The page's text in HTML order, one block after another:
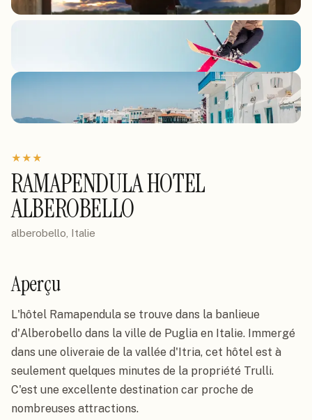
★★★
RAMAPENDULA HOTEL
ALBEROBELLO
alberobello, Italie
Aperçu
L'hôtel Ramapendula se trouve dans la banlieue
d'Alberobello dans la ville de Puglia en Italie. Immergé
dans une oliveraie de la vallée d'Itria, cet hôtel est à
seulement quelques minutes de la propriété Trulli.
C'est une excellente destination car proche de
nombreuses attractions.